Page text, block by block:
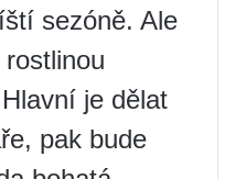
sezóně. Ale
je dělat
pak bude